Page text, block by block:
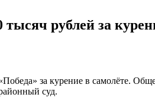
рублей за
за курение в самолёте.
суд.